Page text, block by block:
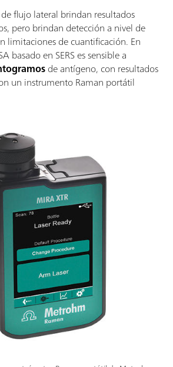
flujo lateral brindan resultados
pero brindan detección a nivel de
limitaciones de cuantificación. En
basado en SERS es sensible a
de antígeno, con resultados
un instrumento Raman portátil